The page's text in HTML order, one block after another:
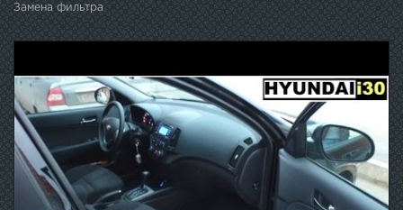
Замена фильтра